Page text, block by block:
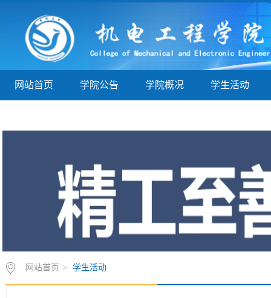
网站首页 学院公告 学院概况 学生活动
网站首页 > 学生活动